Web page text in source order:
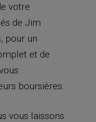
votre
de Jim
pour un
et de
boursières.
vous laissons